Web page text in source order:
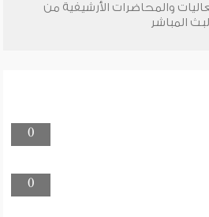
والمحاضرات الأرشيفية من
المباشر
0
0